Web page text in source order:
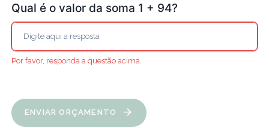
Qual é o valor da soma 1 + 94?
Por favor, responda a questão acima.
ENVIAR ORÇAMENTO